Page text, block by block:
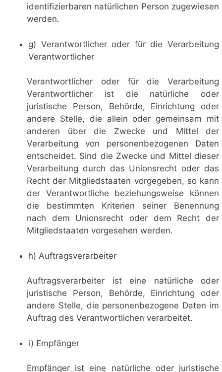
identifizierbaren natürlichen Person zugewiesen
werden.
g) Verantwortlicher oder für die Verarbeitung
Verantwortlicher
Verantwortlicher oder für die Verarbeitung
Verantwortlicher ist die natürliche oder
juristische Person, Behörde, Einrichtung oder
andere Stelle, die allein oder gemeinsam mit
anderen über die Zwecke und Mittel der
Verarbeitung von personenbezogenen Daten
entscheidet. Sind die Zwecke und Mittel dieser
Verarbeitung durch das Unionsrecht oder das
Recht der Mitgliedstaaten vorgegeben, so kann
der Verantwortliche beziehungsweise können
die bestimmten Kriterien seiner Benennung
nach dem Unionsrecht oder dem Recht der
Mitgliedstaaten vorgesehen werden.
h) Auftragsverarbeiter
Auftragsverarbeiter ist eine natürliche oder
juristische Person, Behörde, Einrichtung oder
andere Stelle, die personenbezogene Daten im
Auftrag des Verantwortlichen verarbeitet.
i) Empfänger
Empfänger ist eine natürliche oder juristische